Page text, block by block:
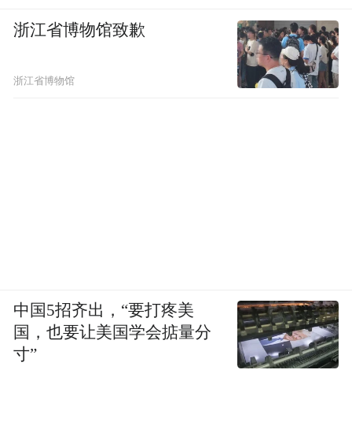
浙江省博物馆致歉
浙江省博物馆
中国5招齐出，“要打疼美
国，也要让美国学会掂量分
寸”